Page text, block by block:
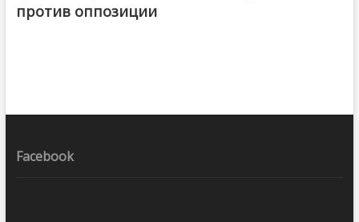
против оппозиции
Facebook